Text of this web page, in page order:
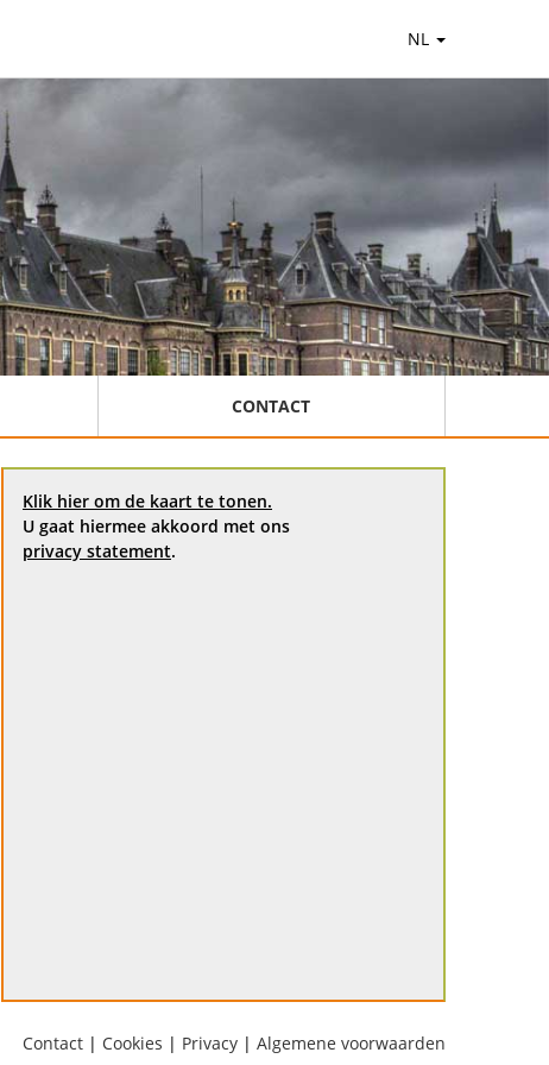
NL
CONTACT
Klik hier om de kaart te tonen.
U gaat hiermee akkoord met ons
privacy statement.
Contact | Cookies | Privacy | Algemene voorwaarden